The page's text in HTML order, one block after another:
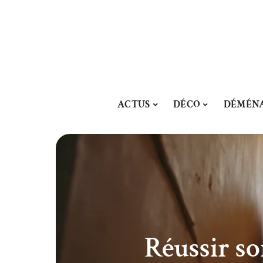
ACTUS DÉCO
Réussir